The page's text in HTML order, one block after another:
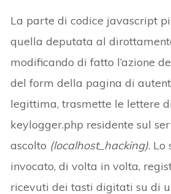
La parte di codice javascript
quella deputata al
modificando di fatto l’azione
del form della pagina di
legittima, trasmette le lettere
keylogger.php residente sul
ascolto (localhost_hacking). Lo
invocato, di volta in volta,
ricevuti dei tasti digitati su di